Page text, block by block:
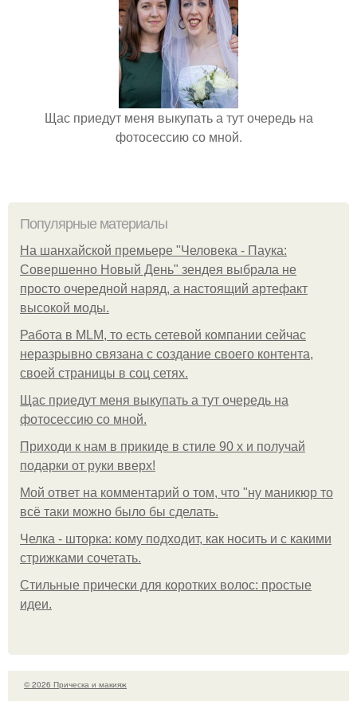
Щас приедут меня выкупать а тут очередь на
фотосессию со мной.
Популярные материалы
На шанхайской премьере "Человека - Паука:
Совершенно Новый День" зендея выбрала не
просто очередной наряд, а настоящий артефакт
высокой моды.
Работа в MLM, то есть сетевой компании сейчас
неразрывно связана с создание своего контента,
своей страницы в соц сетях.
Щас приедут меня выкупать а тут очередь на
фотосессию со мной.
Приходи к нам в прикиде в стиле 90 х и получай
подарки от руки вверх!
Мой ответ на комментарий о том, что "ну маникюр то
всё таки можно было бы сделать.
Челка - шторка: кому подходит, как носить и с какими
стрижками сочетать.
Стильные прически для коротких волос: простые
идеи.
© 2026 Прическа и макияж